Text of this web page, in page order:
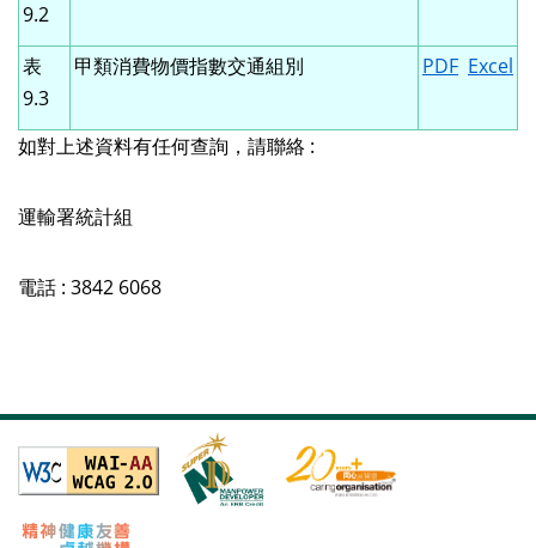
9.2
表
9.3
甲類消費物價指數交通組別 PDF Excel
如對上述資料有任何查詢，請聯絡 :
運輸署統計組
電話 : 3842 6068